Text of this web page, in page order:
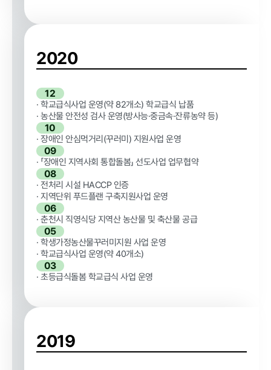
알림마당
공지사항 채용공고
재단 갤러
자료실
타기관 고
클린신고
부정 · 부패신고 갑질피해 신고
성희롱 · 성폭행 신
고센터
2020
12
· 학교급식사업 운영(약 82개소) 학교급식 납품
· 농산물 안전성 검사 운영(방사능·중금속·잔류농약 등)
10
· 장애인 안심먹거리(꾸러미) 지원사업 운영
09
· 「장애인 지역사회 통합돌봄」 선도사업 업무협약
08
· 전처리 시설 HACCP 인증
· 지역단위 푸드플랜 구축지원사업 운영
06
· 춘천시 직영식당 지역산 농산물 및 축산물 공급
05
· 학생가정농산물꾸러미지원 사업 운영
· 학교급식사업 운영(약 40개소)
03
· 초등급식돌봄 학교급식 사업 운영
2019